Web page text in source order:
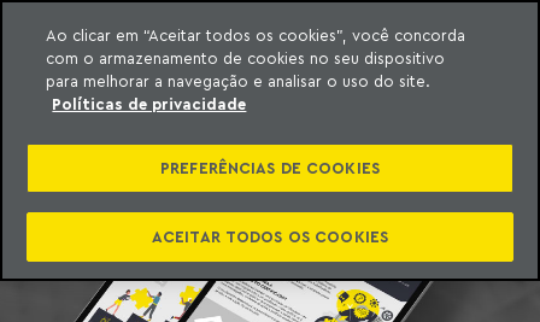
o conteúdo
Machado Meyer
Ao clicar em “Aceitar todos os cookies”, você concorda
com o armazenamento de cookies no seu dispositivo
para melhorar a navegação e analisar o uso do site.
Políticas de privacidade
PREFERÊNCIAS DE COOKIES
ACEITAR TODOS OS COOKIES